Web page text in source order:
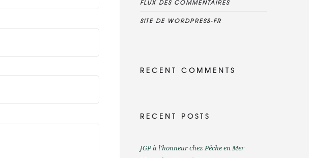
FLUX DES COMMENTAIRES
SITE DE WORDPRESS-FR
RECENT COMMENTS
RECENT POSTS
JGP à l’honneur chez Pêche en Mer